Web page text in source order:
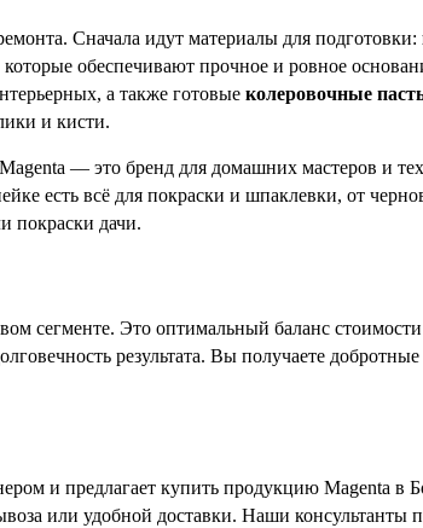
Сначала идут материалы для подготовки:
обеспечивают прочное и ровное
а также готовые колеровочные
и кисти.
— это бренд для домашних мастеров и
есть всё для покраски и шпаклевки, от
покраски дачи.
сегменте. Это оптимальный баланс
результата. Вы получаете
и предлагает купить продукцию Magenta в
или удобной доставки. Наши консультанты